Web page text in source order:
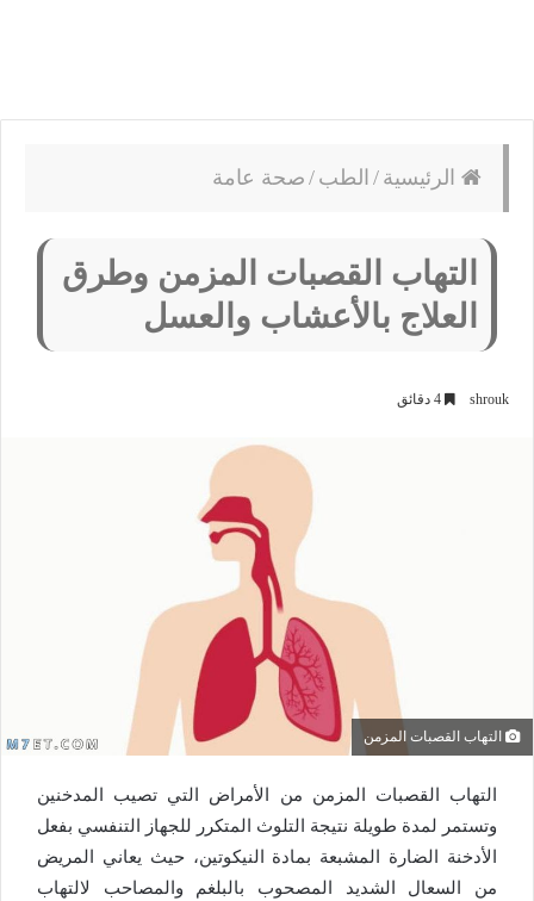
الرئيسية / الطب / صحة عامة
التهاب القصبات المزمن وطرق
العلاج بالأعشاب والعسل
shrouk
التهاب القصبات المزمن
التهاب القصبات المزمن من الأمراض التي تصيب المدخنين
وتستمر لمدة طويلة نتيجة التلوث المتكرر للجهاز التنفسي بفعل
الأدخنة الضارة المشبعة بمادة النيكوتين، حيث يعاني المريض
من السعال الشديد المصحوب بالبلغم والمصاحب لالتهاب